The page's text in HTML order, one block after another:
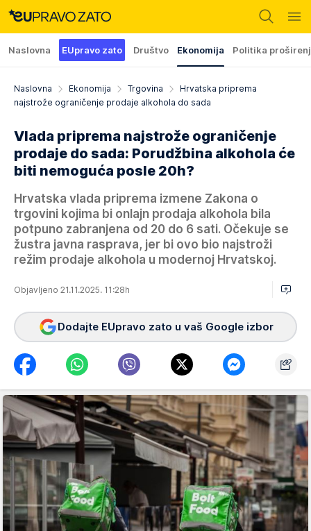
Naslovna EUpravo zato Društvo Ekonomija Politika
Naslovna Ekonomija Trgovina
Hrvatska priprema
najstrože ograničenje prodaje alkohola do sada
Vlada priprema najstrože ograničenje
prodaje do sada: Porudžbina alkohola će
biti nemoguća posle 20h?
Hrvatska vlada priprema izmene Zakona o
trgovini kojima bi onlajn prodaja alkohola bila
potpuno zabranjena od 20 do 6 sati. Očekuje se
žustra javna rasprava, jer bi ovo bio najstroži
režim prodaje alkohola u modernoj Hrvatskoj.
Objavljeno 21.11.2025. 11:28h
Dodajte EUpravo zato u vaš Google izbor